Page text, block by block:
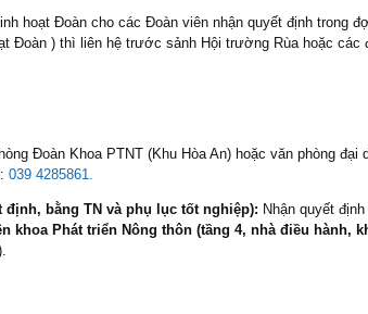
hoạt Đoàn cho các Đoàn viên nhận quyết định trong
Đoàn ) thì liên hệ trước sảnh Hội trường Rùa hoặc các
Đoàn Khoa PTNT (Khu Hòa An) hoặc văn phòng đại
039 4285861.
định, bằng TN và phụ lục tốt nghiệp): Nhận quyết
khoa Phát triển Nông thôn (tầng 4, nhà điều hành,